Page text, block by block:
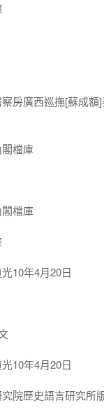
房廣西巡撫[蘇成
檔庫
檔庫
10年4月20日
10年4月20日
院歷史語言研究所